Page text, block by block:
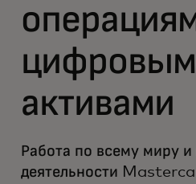
активами
Работа по всему миру
деятельности